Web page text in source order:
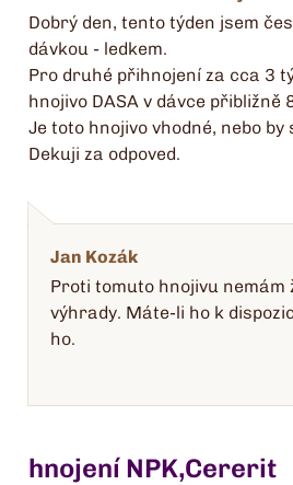
Dobrý den, tento týden jsem
dávkou - ledkem.
Pro druhé přihnojení za cca 3
hnojivo DASA v dávce přibližně
Je toto hnojivo vhodné, nebo
Dekuji za odpoved.
Jan Kozák
Proti tomuto hnojivu nemám
výhrady. Máte-li ho k
ho.
hnojení NPK,Cererit